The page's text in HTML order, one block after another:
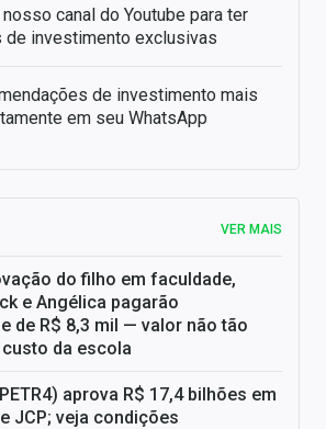
canal do Youtube para ter
de investimento exclusivas
de investimento mais
em seu WhatsApp
VER MAIS
do filho em faculdade,
e Angélica pagarão
de R$ 8,3 mil — valor não tão
da escola
aprova R$ 17,4 bilhões em
JCP; veja condições